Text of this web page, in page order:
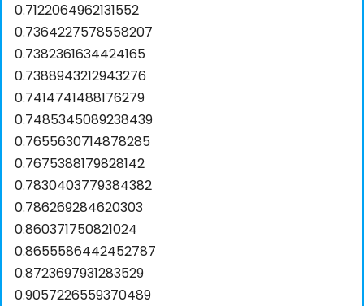
0.7122064962131552
0.7364227578558207
0.7382361634424165
0.7388943212943276
0.7414741488176279
0.7485345089238439
0.7655630714878285
0.7675388179828142
0.7830403779384382
0.786269284620303
0.860371750821024
0.8655586442452787
0.8723697931283529
0.9057226559370489